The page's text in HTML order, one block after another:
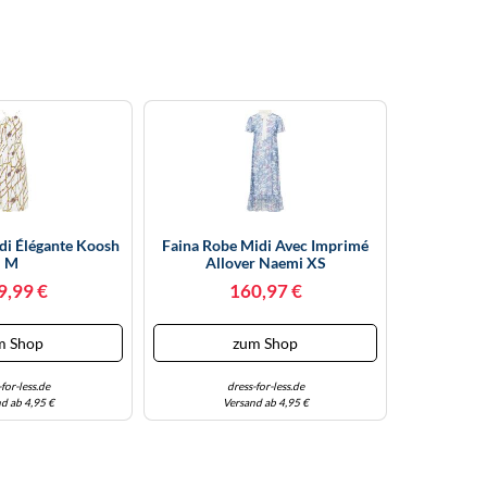
Élégante Koosh
M
€
Shop
less.de
ab 4,95 €
Faina Robe Midi Avec Imprimé
Allover Naemi XS
160,97 €
zum Shop
dress-for-less.de
Versand ab 4,95 €